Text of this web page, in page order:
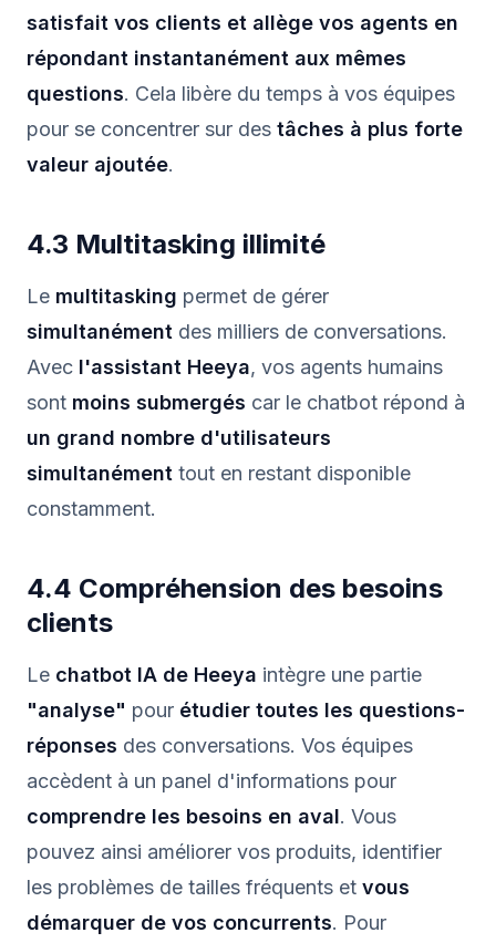
satisfait vos clients et allège vos agents en
répondant instantanément aux mêmes
questions. Cela libère du temps à vos équipes
pour se concentrer sur des tâches à plus forte
valeur ajoutée.
4.3 Multitasking illimité
Le multitasking permet de gérer
simultanément des milliers de conversations.
Avec l'assistant Heeya, vos agents humains
sont moins submergés car le chatbot répond à
un grand nombre d'utilisateurs
simultanément tout en restant disponible
constamment.
4.4 Compréhension des besoins
clients
Le chatbot IA de Heeya intègre une partie
"analyse" pour étudier toutes les questions-
réponses des conversations. Vos équipes
accèdent à un panel d'informations pour
comprendre les besoins en aval. Vous
pouvez ainsi améliorer vos produits, identifier
les problèmes de tailles fréquents et vous
démarquer de vos concurrents. Pour